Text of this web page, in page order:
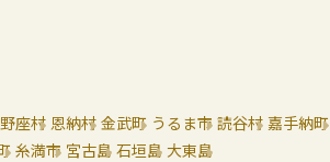
座村 恩納村 金武町 うるま市 読谷村 嘉手納町
糸満市 宮古島 石垣島 大東島